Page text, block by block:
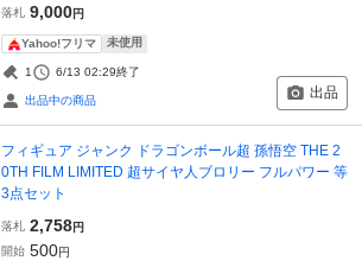
落札 9,000円
Yahoo!フリマ 未使用
1 6/13 02:29終了
出品中の商品 出品
フィギュア ジャンク ドラゴンボール超 孫悟空 THE 2
0TH FILM LIMITED 超サイヤ人ブロリー フルパワー 等
3点セット
落札 2,758円
開始 500円